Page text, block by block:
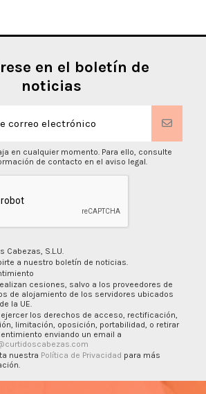
en el boletín de
noticias
en cualquier momento. Para ello, consulte
de contacto en el aviso legal.
Cabezas, S.L.U.
a nuestro boletín de noticias.
cesiones, salvo a los proveedores de
de alojamiento de los servidores ubicados
la UE.
ejercer los derechos de acceso, rectificación,
limitación, oposición, portabilidad, o retirar
enviando un email a
nuestra Política de Privacidad para más